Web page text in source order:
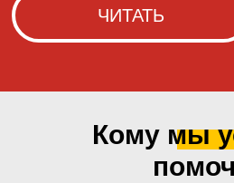
Кому мы